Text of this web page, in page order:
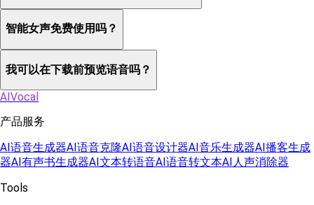
智能女声免费使用吗？
我可以在下载前预览语音吗？
AIVocal
产品服务
AI语音生成器AI语音克隆AI语音设计器AI音乐生成器AI播客生成
器AI有声书生成器AI文本转语音AI语音转文本AI人声消除器
Tools